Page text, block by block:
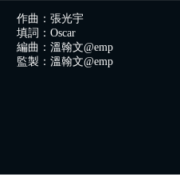
作曲：張光宇
填詞：Oscar
編曲：溫翰文@emp
監製：溫翰文@emp